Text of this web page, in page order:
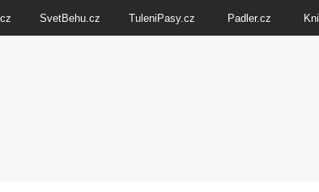
SvetBehu.cz TuleniPasy.cz Padler.cz